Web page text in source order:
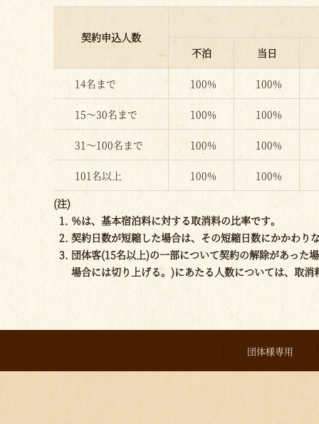
契約申込人数
不泊
当日
14名まで 100% 100%
15～30名まで 100% 100%
31～100名まで 100% 100%
101名以上 100%
100%
(注)
％は、基本宿泊料に対する取消料の比率です。
契約日数が短縮した場合は、その短縮日数にかかわり
団体客(15名以上)の一部について契約の解除があった
場合には切り上げる。)にあたる人数については、取消
団体様専用